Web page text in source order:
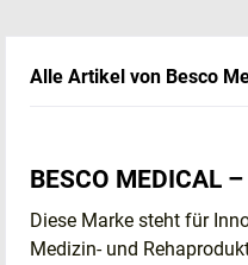
Alle Artikel von Besco
BESCO MEDICAL
Diese Marke steht für
Medizin- und